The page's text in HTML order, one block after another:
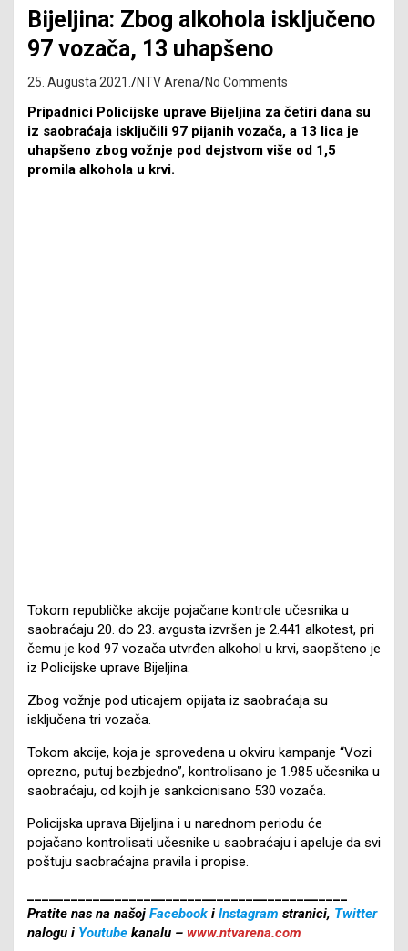
Bijeljina: Zbog alkohola isključeno
97 vozača, 13 uhapšeno
25. Augusta 2021. NTV Arena No Comments
Pripadnici Policijske uprave Bijeljina za četiri dana su
iz saobraćaja isključili 97 pijanih vozača, a 13 lica je
uhapšeno zbog vožnje pod dejstvom više od 1,5
promila alkohola u krvi.
Tokom republičke akcije pojačane kontrole učesnika u
saobraćaju 20. do 23. avgusta izvršen je 2.441 alkotest, pri
čemu je kod 97 vozača utvrđen alkohol u krvi, saopšteno je
iz Policijske uprave Bijeljina.
Zbog vožnje pod uticajem opijata iz saobraćaja su
isključena tri vozača.
Tokom akcije, koja je sprovedena u okviru kampanje “Vozi
oprezno, putuj bezbjedno”, kontrolisano je 1.985 učesnika u
saobraćaju, od kojih je sankcionisano 530 vozača.
Policijska uprava Bijeljina i u narednom periodu će
pojačano kontrolisati učesnike u saobraćaju i apeluje da svi
poštuju saobraćajna pravila i propise.
Pratite nas na našoj Facebook i Instagram stranici, Twitter
nalogu i Youtube kanalu – www.ntvarena.com